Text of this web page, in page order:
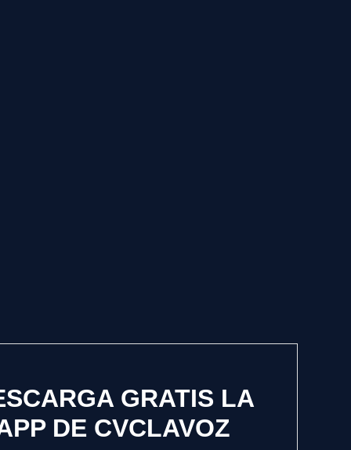
GRATIS LA
DE CVCLAVOZ